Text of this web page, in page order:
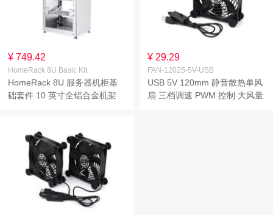
¥ 749.42
HomeRack 8U Basic Kit
HomeRack 8U 服务器机柜基
础套件 10 英寸全铝合金机架
¥ 29.29
FAN-12025-5V-USB
USB 5V 120mm 静音散热单风
扇 三档调速 PWM 控制 大风量